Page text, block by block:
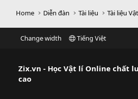
Home Diễn đàn Tài liệu Tài liệu
Change width Tiếng Việt
Zix.vn - Học Vật lí Online chất
cao